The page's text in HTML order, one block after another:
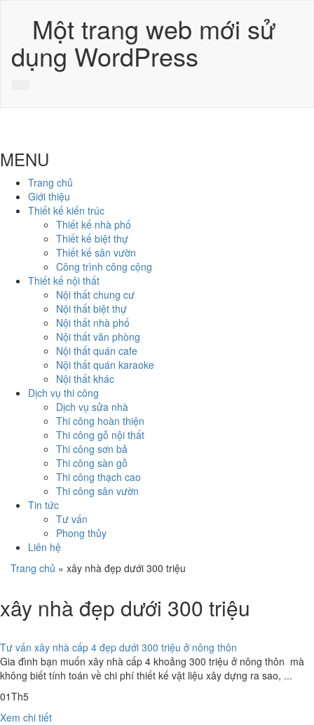
Một trang web mới sử
dụng WordPress
MENU
Trang chủ
Giới thiệu
Thiết kế kiến trúc
Thiết kế nhà phố
Thiết kế biệt thự
Thiết kế sân vườn
Công trình công cộng
Thiết kế nội thất
Nội thất chung cư
Nội thất biệt thự
Nội thất nhà phố
Nội thất văn phòng
Nội thất quán cafe
Nội thất quán karaoke
Nội thất khác
Dịch vụ thi công
Dịch vụ sửa nhà
Thi công hoàn thiện
Thi công gỗ nội thất
Thi công sơn bả
Thi công sàn gỗ
Thi công thạch cao
Thi công sân vườn
Tin tức
Tư vấn
Phong thủy
Liên hệ
Trang chủ » xây nhà đẹp dưới 300 triệu
xây nhà đẹp dưới 300 triệu
Tư vấn xây nhà cấp 4 đẹp dưới 300 triệu ở nông thôn
Gia đình bạn muốn xây nhà cấp 4 khoảng 300 triệu ở nông thôn mà
không biết tính toán về chi phí thiết kế vật liệu xây dựng ra sao, ...
01Th5
Xem chi tiết